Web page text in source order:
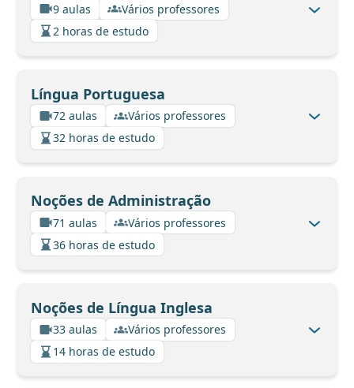
9 aulas
Vários professores
2 horas de estudo
Língua Portuguesa
72 aulas
Vários professores
32 horas de estudo
Noções de Administração
71 aulas
Vários professores
36 horas de estudo
Noções de Língua Inglesa
33 aulas
Vários professores
14 horas de estudo